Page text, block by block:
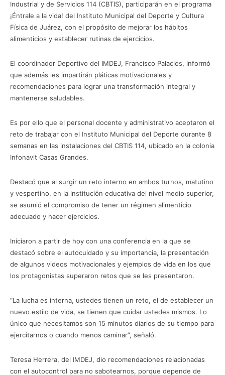
Industrial y de Servicios 114 (CBTIS), participarán en el programa
¡Éntrale a la vida! del Instituto Municipal del Deporte y Cultura
Física de Juárez, con el propósito de mejorar los hábitos
alimenticios y establecer rutinas de ejercicios.
El coordinador Deportivo del IMDEJ, Francisco Palacios, informó
que además les impartirán pláticas motivacionales y
recomendaciones para lograr una transformación integral y
mantenerse saludables.
Es por ello que el personal docente y administrativo aceptaron el
reto de trabajar con el Instituto Municipal del Deporte durante 8
semanas en las instalaciones del CBTIS 114, ubicado en la colonia
Infonavit Casas Grandes.
Destacó que al surgir un reto interno en ambos turnos, matutino
y vespertino, en la institución educativa del nivel medio superior,
se asumió el compromiso de tener un régimen alimenticio
adecuado y hacer ejercicios.
Iniciaron a partir de hoy con una conferencia en la que se
destacó sobre el autocuidado y su importancia, la presentación
de algunos videos motivacionales y ejemplos de vida en los que
los protagonistas superaron retos que se les presentaron.
“La lucha es interna, ustedes tienen un reto, el de establecer un
nuevo estilo de vida, se tienen que cuidar ustedes mismos. Lo
único que necesitamos son 15 minutos diarios de su tiempo para
ejercitarnos o cuando menos caminar”, señaló.
Teresa Herrera, del IMDEJ, dio recomendaciones relacionadas
con el autocontrol para no sabotearnos, porque depende de